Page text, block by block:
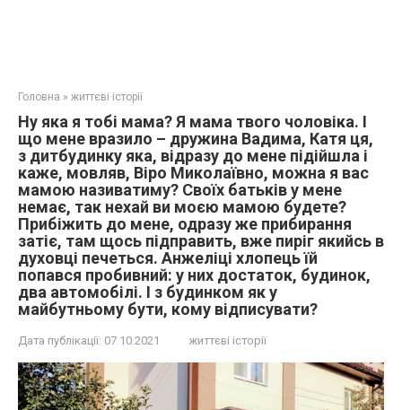
Головна » життєві історії
Ну яка я тобі мама? Я мама твого чоловіка. І
що мене вразило – дружина Вадима, Катя ця,
з дитбудинку яка, відразу до мене підійшла і
каже, мовляв, Віро Миколаївно, можна я вас
мамою називатиму? Своїх батьків у мене
немає, так нехай ви моєю мамою будете?
Прибіжить до мене, одразу же прибирання
затіє, там щось підправить, вже пиріг якийсь в
духовці печеться. Анжеліці хлопець їй
попався пробивний: у них достаток, будинок,
два автомобілі. І з будинком як у
майбутньому бути, кому відписувати?
Дата публікації: 07.10.2021 життєві історії